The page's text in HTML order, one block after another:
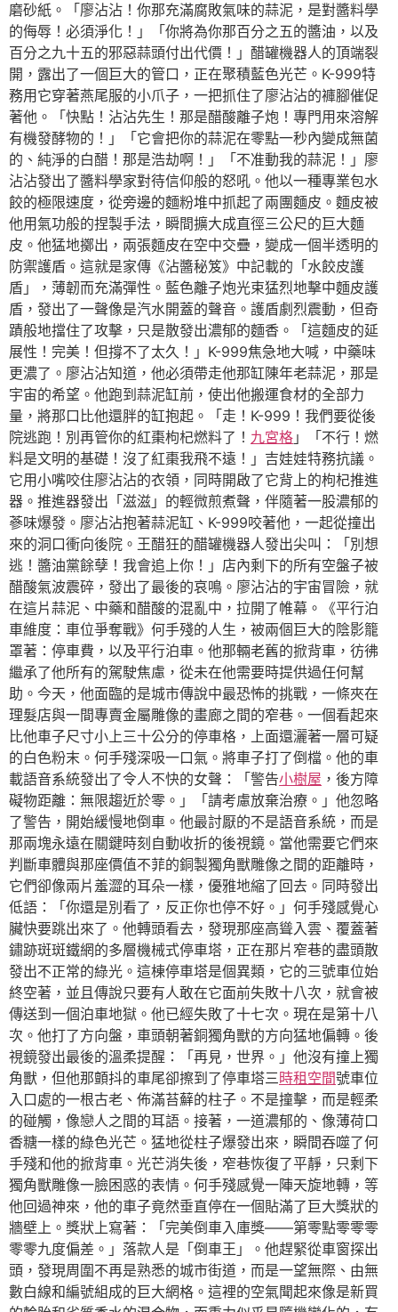
磨砂紙。「廖沾沾！你那充滿腐敗氣味的蒜泥，是對醬料學
的侮辱！必須淨化！」「你將為你那百分之五的醬油，以及
百分之九十五的邪惡蒜頭付出代價！」醋罐機器人的頂端裂
開，露出了一個巨大的管口，正在聚積藍色光芒。K-999特
務用它穿著燕尾服的小爪子，一把抓住了廖沾沾的褲腳催促
著他。「快點！沾沾先生！那是醋酸離子炮！專門用來溶解
有機發酵物的！」「它會把你的蒜泥在零點一秒內變成無菌
的、純淨的白醋！那是浩劫啊！」「不准動我的蒜泥！」廖
沾沾發出了醬料學家對待信仰般的怒吼。他以一種專業包水
餃的極限速度，從旁邊的麵粉堆中抓起了兩團麵皮。麵皮被
他用氣功般的捏製手法，瞬間擴大成直徑三公尺的巨大麵
皮。他猛地擲出，兩張麵皮在空中交疊，變成一個半透明的
防禦護盾。這就是家傳《沾醬秘笈》中記載的「水餃皮護
盾」，薄韌而充滿彈性。藍色離子炮光束猛烈地擊中麵皮護
盾，發出了一聲像是汽水開蓋的聲音。護盾劇烈震動，但奇
蹟般地擋住了攻擊，只是散發出濃郁的麵香。「這麵皮的延
展性！完美！但撐不了太久！」K-999焦急地大喊，中藥味
更濃了。廖沾沾知道，他必須帶走他那缸陳年老蒜泥，那是
宇宙的希望。他跑到蒜泥缸前，使出他搬運食材的全部力
量，將那口比他還胖的缸抱起。「走！K-999！我們要從後
院逃跑！別再管你的紅棗枸杞燃料了！ 九宮格 」「不行！燃
料是文明的基礎！沒了紅棗我飛不遠！」吉娃娃特務抗議。
它用小嘴咬住廖沾沾的衣領，同時開啟了它背上的枸杞推進
器。推進器發出「滋滋」的輕微煎煮聲，伴隨著一股濃郁的
蔘味爆發。廖沾沾抱著蒜泥缸、K-999咬著他，一起從撞出
來的洞口衝向後院。王醋狂的醋罐機器人發出尖叫：「別想
逃！醬油黨餘孽！我會追上你！」店內剩下的所有空盤子被
醋酸氣波震碎，發出了最後的哀鳴。廖沾沾的宇宙冒險，就
在這片蒜泥、中藥和醋酸的混亂中，拉開了帷幕。《平行泊
車維度：車位爭奪戰》何手殘的人生，被兩個巨大的陰影籠
罩著：停車費，以及平行泊車。他那輛老舊的掀背車，彷彿
繼承了他所有的駕駛焦慮，從未在他需要時提供過任何幫
助。今天，他面臨的是城市傳說中最恐怖的挑戰，一條夾在
理髮店與一間專賣金屬雕像的畫廊之間的窄巷。一個看起來
比他車子尺寸小上三十公分的停車格，上面還灑著一層可疑
的白色粉末。何手殘深吸一口氣。將車子打了倒檔。他的車
載語音系統發出了令人不快的女聲：「警告小樹屋 ，後方障
礙物距離：無限趨近於零。」「請考慮放棄治療。」他忽略
了警告，開始緩慢地倒車。他最討厭的不是語音系統，而是
那兩塊永遠在關鍵時刻自動收折的後視鏡。當他需要它們來
判斷車體與那座價值不菲的銅製獨角獸雕像之間的距離時，
它們卻像兩片羞澀的耳朵一樣，優雅地縮了回去。同時發出
低語：「你還是別看了，反正你也停不好。」何手殘感覺心
臟快要跳出來了。他轉頭看去，發現那座高聳入雲、覆蓋著
鏽跡斑斑鐵網的多層機械式停車塔，正在那片窄巷的盡頭散
發出不正常的綠光。這棟停車塔是個異類，它的三號車位始
終空著，並且傳說只要有人敢在它面前失敗十八次，就會被
傳送到一個泊車地獄。他已經失敗了十七次。現在是第十八
次。他打了方向盤，車頭朝著銅獨角獸的方向猛地偏轉。後
視鏡發出最後的溫柔提醒：「再見，世界。」他沒有撞上獨
角獸，但他那顫抖的車尾卻擦到了停車塔三時租空間號車位
入口處的一根古老、佈滿苔蘚的柱子。不是撞擊，而是輕柔
的碰觸，像戀人之間的耳語。接著，一道濃郁的、像薄荷口
香糖一樣的綠色光芒。猛地從柱子爆發出來，瞬間吞噬了何
手殘和他的掀背車。光芒消失後，窄巷恢復了平靜，只剩下
獨角獸雕像一臉困惑的表情。何手殘感覺一陣天旋地轉，等
他回過神來，他的車子竟然垂直停在一個貼滿了巨大獎狀的
牆壁上。獎狀上寫著：「完美倒車入庫獎——第零點零零零
零零九度偏差。」落款人是「倒車王」。他趕緊從車窗探出
頭，發現周圍不再是熟悉的城市街道，而是一望無際、由無
數白線和編號組成的巨大網格。這裡的空氣聞起來像是新買